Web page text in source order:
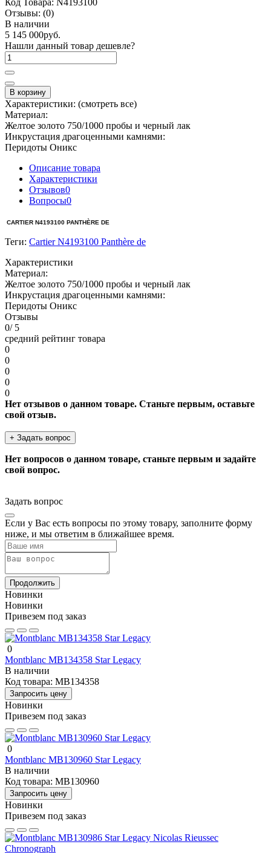
Отзывы: (0)
В наличии
5 145 000руб.
Нашли данный товар дешевле?
В корзину
Характеристики: (смотреть все)
Материал:
Желтое золото 750/1000 пробы и черный лак
Инкрустация драгоценными камнями:
Перидоты Оникс
Описание товара
Характеристики
Отзывов0
Вопросы0
CARTIER N4193100 PANTHÈRE DE
Теги: Cartier N4193100 Panthère de
Характеристики
Материал:
Желтое золото 750/1000 пробы и черный лак
Инкрустация драгоценными камнями:
Перидоты Оникс
Отзывы
0/ 5
средний рейтинг товара
0
0
0
0
0
Нет отзывов о данном товаре. Станьте первым, оставьте
свой отзыв.
+ Задать вопрос
Нет вопросов о данном товаре, станьте первым и задайте
свой вопрос.
Задать вопрос
Если у Вас есть вопросы по этому товару, заполните форму
ниже, и мы ответим в ближайшее время.
Продолжить
Новинки
Новинки
Привезем под заказ
0
Montblanc MB134358 Star Legacy
В наличии
Код товара: MB134358
Запросить цену
Новинки
Привезем под заказ
0
Montblanc MB130960 Star Legacy
В наличии
Код товара: MB130960
Запросить цену
Новинки
Привезем под заказ